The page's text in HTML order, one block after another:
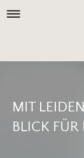
MIT
BLICK